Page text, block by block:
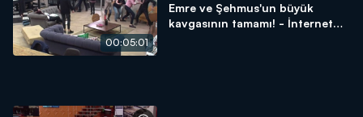
00:05:01
Emre ve Şehmus'un büyük
kavgasının tamamı! - İnternet